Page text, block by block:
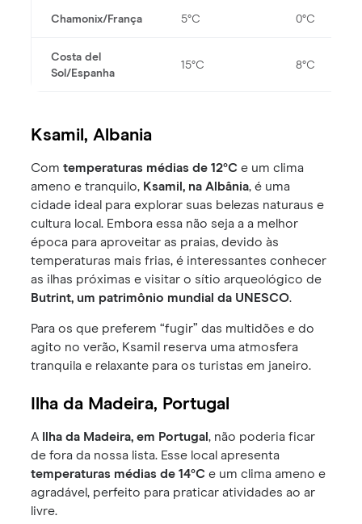
Chamonix/França 5°C 0°C
Costa del
Sol/Espanha
15°C 8°C
Ksamil, Albania
Comtemperaturas médias de 12°C e um clima
ameno e tranquilo, Ksamil, na Albânia, é uma
cidade ideal para explorar suas belezas naturaus e
cultura local. Embora essa não seja a a melhor
época para aproveitar as praias, devido às
temperaturas mais frias, é interessantes conhecer
as ilhas próximas e visitar o sítio arqueológico de
Butrint, um patrimônio mundial da UNESCO.
Para os que preferem “fugir” das multidões e do
agito no verão, Ksamil reserva uma atmosfera
tranquila e relaxante para os turistas em janeiro.
Ilha da Madeira, Portugal
A Ilha da Madeira, em Portugal, não poderia ficar
de fora da nossa lista. Esse local apresenta
temperaturas médias de 14°C e um clima ameno e
agradável, perfeito para praticar atividades ao ar
livre.